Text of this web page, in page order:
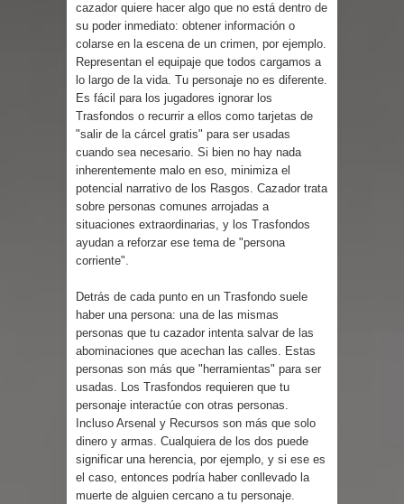
Parte 03: Reflexiones
cazador quiere hacer algo que no está dentro de
su poder inmediato: obtener información o
colarse en la escena de un crimen, por ejemplo.
Representan el equipaje que todos cargamos a
lo largo de la vida. Tu personaje no es diferente.
Es fácil para los jugadores ignorar los
Trasfondos o recurrir a ellos como tarjetas de
"salir de la cárcel gratis" para ser usadas
cuando sea necesario. Si bien no hay nada
inherentemente malo en eso, minimiza el
potencial narrativo de los Rasgos. Cazador trata
sobre personas comunes arrojadas a
situaciones extraordinarias, y los Trasfondos
ayudan a reforzar ese tema de "persona
corriente".
Detrás de cada punto en un Trasfondo suele
haber una persona: una de las mismas
personas que tu cazador intenta salvar de las
abominaciones que acechan las calles. Estas
personas son más que "herramientas" para ser
usadas. Los Trasfondos requieren que tu
personaje interactúe con otras personas.
Incluso Arsenal y Recursos son más que solo
dinero y armas. Cualquiera de los dos puede
significar una herencia, por ejemplo, y si ese es
el caso, entonces podría haber conllevado la
muerte de alguien cercano a tu personaje.